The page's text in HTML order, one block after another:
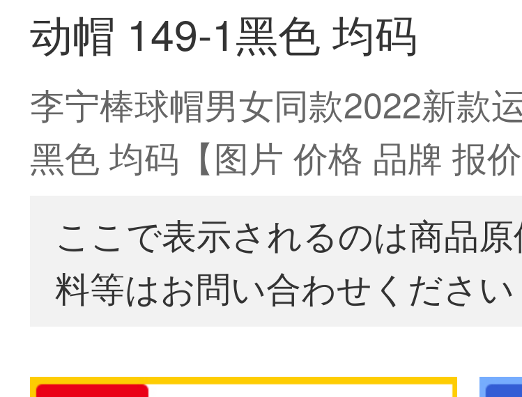
动帽 149-1黑色 均码
李宁棒球帽男女同款2022新款
黑色 均码【图片 价格 品牌 报
ここで表示されるのは商品
料等はお問い合わせください